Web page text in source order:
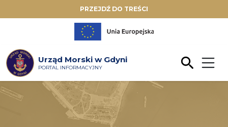
PRZEJDŹ DO TREŚCI
Urząd Morski w Gdyni
PORTAL INFORMACYJNY